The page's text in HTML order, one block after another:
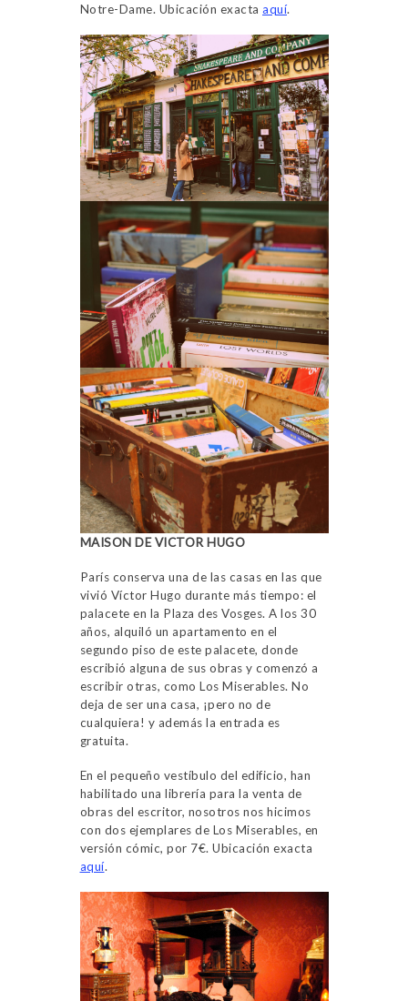
Notre-Dame. Ubicación exacta aquí.
MAISON DE VICTOR HUGO
París conserva una de las casas en las que
vivió Víctor Hugo durante más tiempo: el
palacete en la Plaza des Vosges. A los 30
años, alquiló un apartamento en el
segundo piso de este palacete, donde
escribió alguna de sus obras y comenzó a
escribir otras, como Los Miserables. No
deja de ser una casa, ¡pero no de
cualquiera! y además la entrada es
gratuita.
En el pequeño vestíbulo del edificio, han
habilitado una librería para la venta de
obras del escritor, nosotros nos hicimos
con dos ejemplares de Los Miserables, en
versión cómic, por 7€. Ubicación exacta
aquí.